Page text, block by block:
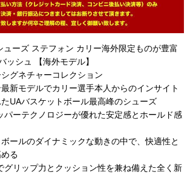
ューズ ステフォン カリー海外限定ものが豊富
ッシュ 【海外モデル】
グネチャーコレクション
新モデルでカリー選手本人からのインサイト
UAバスケットボール最高峰のシューズ
パーテクノロジーが優れた安定感とホールド感
ールのダイナミックな動きの中で、快適性と
る
グリップ力とクッション性を兼ね備えた全く新